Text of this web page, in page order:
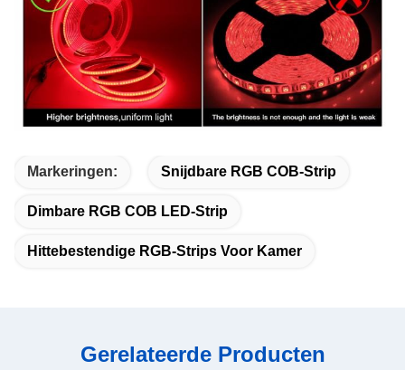
Markeringen: Snijdbare RGB COB-Strip
Dimbare RGB COB LED-Strip
Hittebestendige RGB-Strips Voor Kamer
Gerelateerde Producten